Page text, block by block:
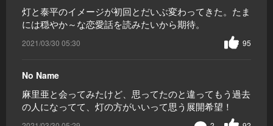
灯と泰平のイメージが初回とだいぶ変わってきた。たま
には穏やか～な恋愛話を読みたいから期待。
2021/03/30 05:30 95
No Name
麻里亜と会ってみたけど、思ってたのと違ってもう過去
の人になってて、灯の方がいいって思う展開希望！